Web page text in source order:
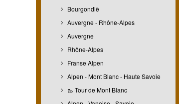
Bourgondië
Auvergne - Rhône-Alpes
Auvergne
Rhône-Alpes
Franse Alpen
Alpen - Mont Blanc - Haute Savoie
🥾 Tour de Mont Blanc